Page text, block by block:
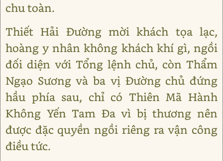
chu toàn.
Thiết Hải Đường mời khách tọa lạc,
hoàng y nhân không khách khí gì, ngồi
đối diện với Tổng lệnh chủ, còn Thẩm
Ngạo Sương và ba vị Đường chủ đứng
hầu phía sau, chỉ có Thiên Mã Hành
Không Yến Tam Đa vì bị thương nên
được đặc quyền ngồi riêng ra vận công
điều tức.